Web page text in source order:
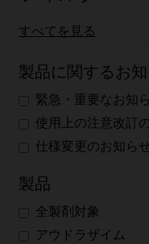
メディカル情報
お問い合わせ
すべてを見る
製品に関するお
緊急・重要なお知
使用上の注意改訂
仕様変更のお知ら
製品
全製剤対象
アウドラザイム